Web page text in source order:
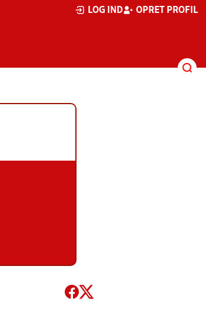
LOG IND OPRET PROFIL